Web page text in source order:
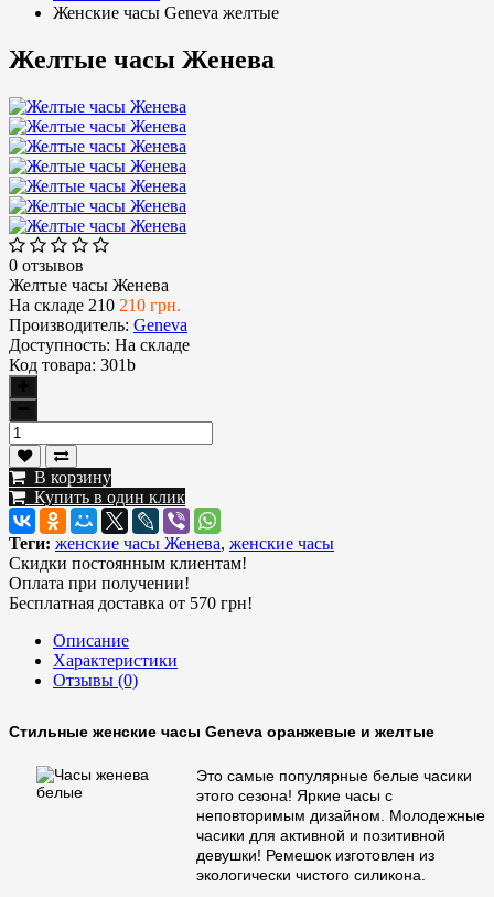
Женские часы Geneva желтые
Желтые часы Женева
0 отзывов
Желтые часы Женева
На складе 210 210 грн.
Производитель: Geneva
Доступность: На складе
Код товара: 301b
В корзину
Купить в один клик
Теги: женские часы Женева, женские часы
Скидки постоянным клиентам!
Оплата при получении!
Бесплатная доставка от 570 грн!
Описание
Характеристики
Отзывы (0)
Стильные женские часы Geneva оранжевые и желтые
Это самые популярные белые часики
этого сезона! Яркие часы с
неповторимым дизайном. Молодежные
часики для активной и позитивной
девушки! Ремешок изготовлен из
экологически чистого силикона.